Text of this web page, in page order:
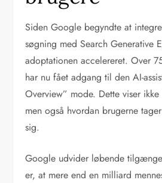
Siden Google begyndte at
søgning med Search Generative
adoptationen accelereret. Over
har nu fået adgang til den AI-
Overview” mode. Dette viser
men også hvordan brugerne
sig.
Google udvider løbende
er, at mere end en milliard